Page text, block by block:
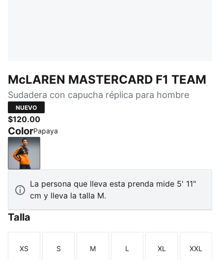
McLAREN MASTERCARD F1 TEAM
Sudadera con capucha réplica para hombre
NUEVO
$120.00
ColorPapaya
Papaya
La persona que lleva esta prenda mide 5' 11"
cm y lleva la talla M.
Talla
Talla
XS
Talla
S
Talla
M
Talla
L
Talla
XL
Talla
XXL